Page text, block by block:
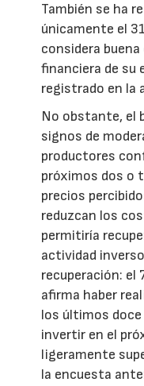
También se ha
únicamente el
considera
financiera de
registrado en la
No obstante, el
signos de
productores
próximos dos o
precios
reduzcan los
permitiría
actividad
recuperación: el
afirma haber
los últimos
invertir en el
ligeramente
la encuesta